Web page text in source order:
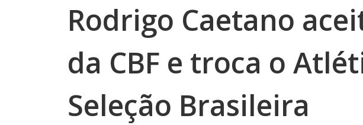
Rodrigo Caetano
da CBF e troca o
Seleção Brasileira